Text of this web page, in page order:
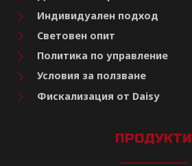
Индивидуален подход
Световен опит
Политика по управление
Условия за ползване
Фискализация от Daisy
ПРОДУКТИ